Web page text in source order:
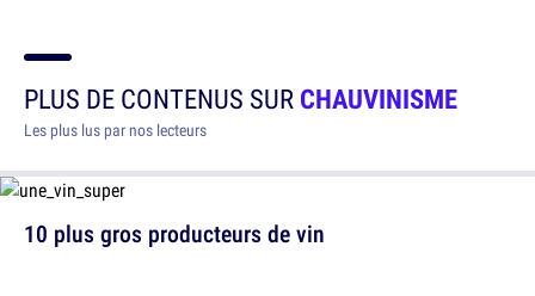
PLUS DE CONTENUS SURCHAUVINISME
Les plus lus par nos lecteurs
10 plus gros producteurs de vin